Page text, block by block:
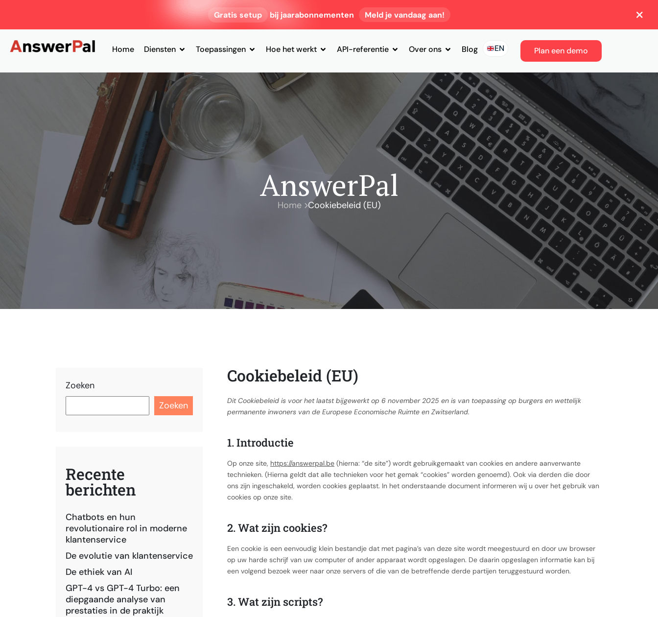
Gratis setup bij jaarabonnementen Meld je vandaag aan!
Home Diensten Toepassingen Hoe het werkt API-referentie Over ons Blog EN Plan een demo
AnswerPal
Home Cookiebeleid (EU)
Zoeken
Zoeken
Recente
berichten
Chatbots en hun
revolutionaire rol in moderne
klantenservice
De evolutie van klantenservice
De ethiek van AI
GPT-4 vs GPT-4 Turbo: een
diepgaande analyse van
prestaties in de praktijk
Cookiebeleid (EU)
Dit Cookiebeleid is voor het laatst bijgewerkt op 6 november 2025 en is van toepassing op burgers en wettelijk
permanente inwoners van de Europese Economische Ruimte en Zwitserland.
1. Introductie
Op onze site, https://answerpal.be (hierna: “de site”) wordt gebruikgemaakt van cookies en andere aanverwante
technieken. (Hierna geldt dat alle technieken voor het gemak “cookies” worden genoemd). Ook via derden die door
ons zijn ingeschakeld, worden cookies geplaatst. In het onderstaande document informeren wij u over het gebruik van
cookies op onze site.
2. Wat zijn cookies?
Een cookie is een eenvoudig klein bestandje dat met pagina’s van deze site wordt meegestuurd en door uw browser
op uw harde schrijf van uw computer of ander apparaat wordt opgeslagen. De daarin opgeslagen informatie kan bij
een volgend bezoek weer naar onze servers of die van de betreffende derde partijen teruggestuurd worden.
3. Wat zijn scripts?